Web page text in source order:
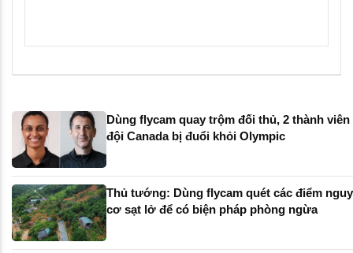
Dùng flycam quay trộm đối thủ, 2 thành viên
đội Canada bị đuổi khỏi Olympic
Thủ tướng: Dùng flycam quét các điểm nguy
cơ sạt lở để có biện pháp phòng ngừa